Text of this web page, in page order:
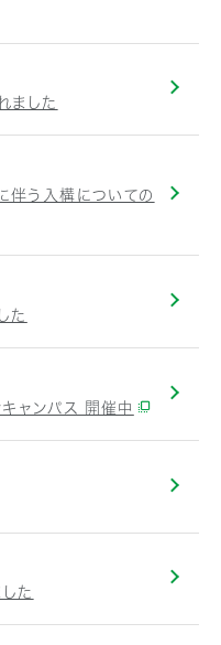
ました
う入構についての
た
ャンパス 開催中
た